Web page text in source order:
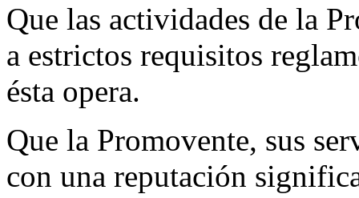
Que las actividades de la
a estrictos requisitos
ésta opera.
Que la Promovente, sus
con una reputación